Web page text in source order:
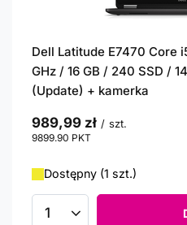
Dell Latitude E7470 Core
GHz / 16 GB / 240 SSD /
(Update) + kamerka
989,99 zł / szt.
9899.90 PKT
Dostępny (1 szt.)
Ilość produktów